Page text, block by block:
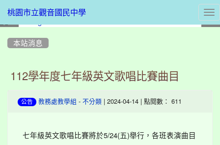
桃園市立觀音國民中學
本站消息
112學年度七年級英文歌唱比賽曲目
公告 教務處教學組 - 不分類 | 2024-04-14 | 點閱數： 611
七年級英文歌唱比賽將於5/24(五)舉行，各班表演曲目